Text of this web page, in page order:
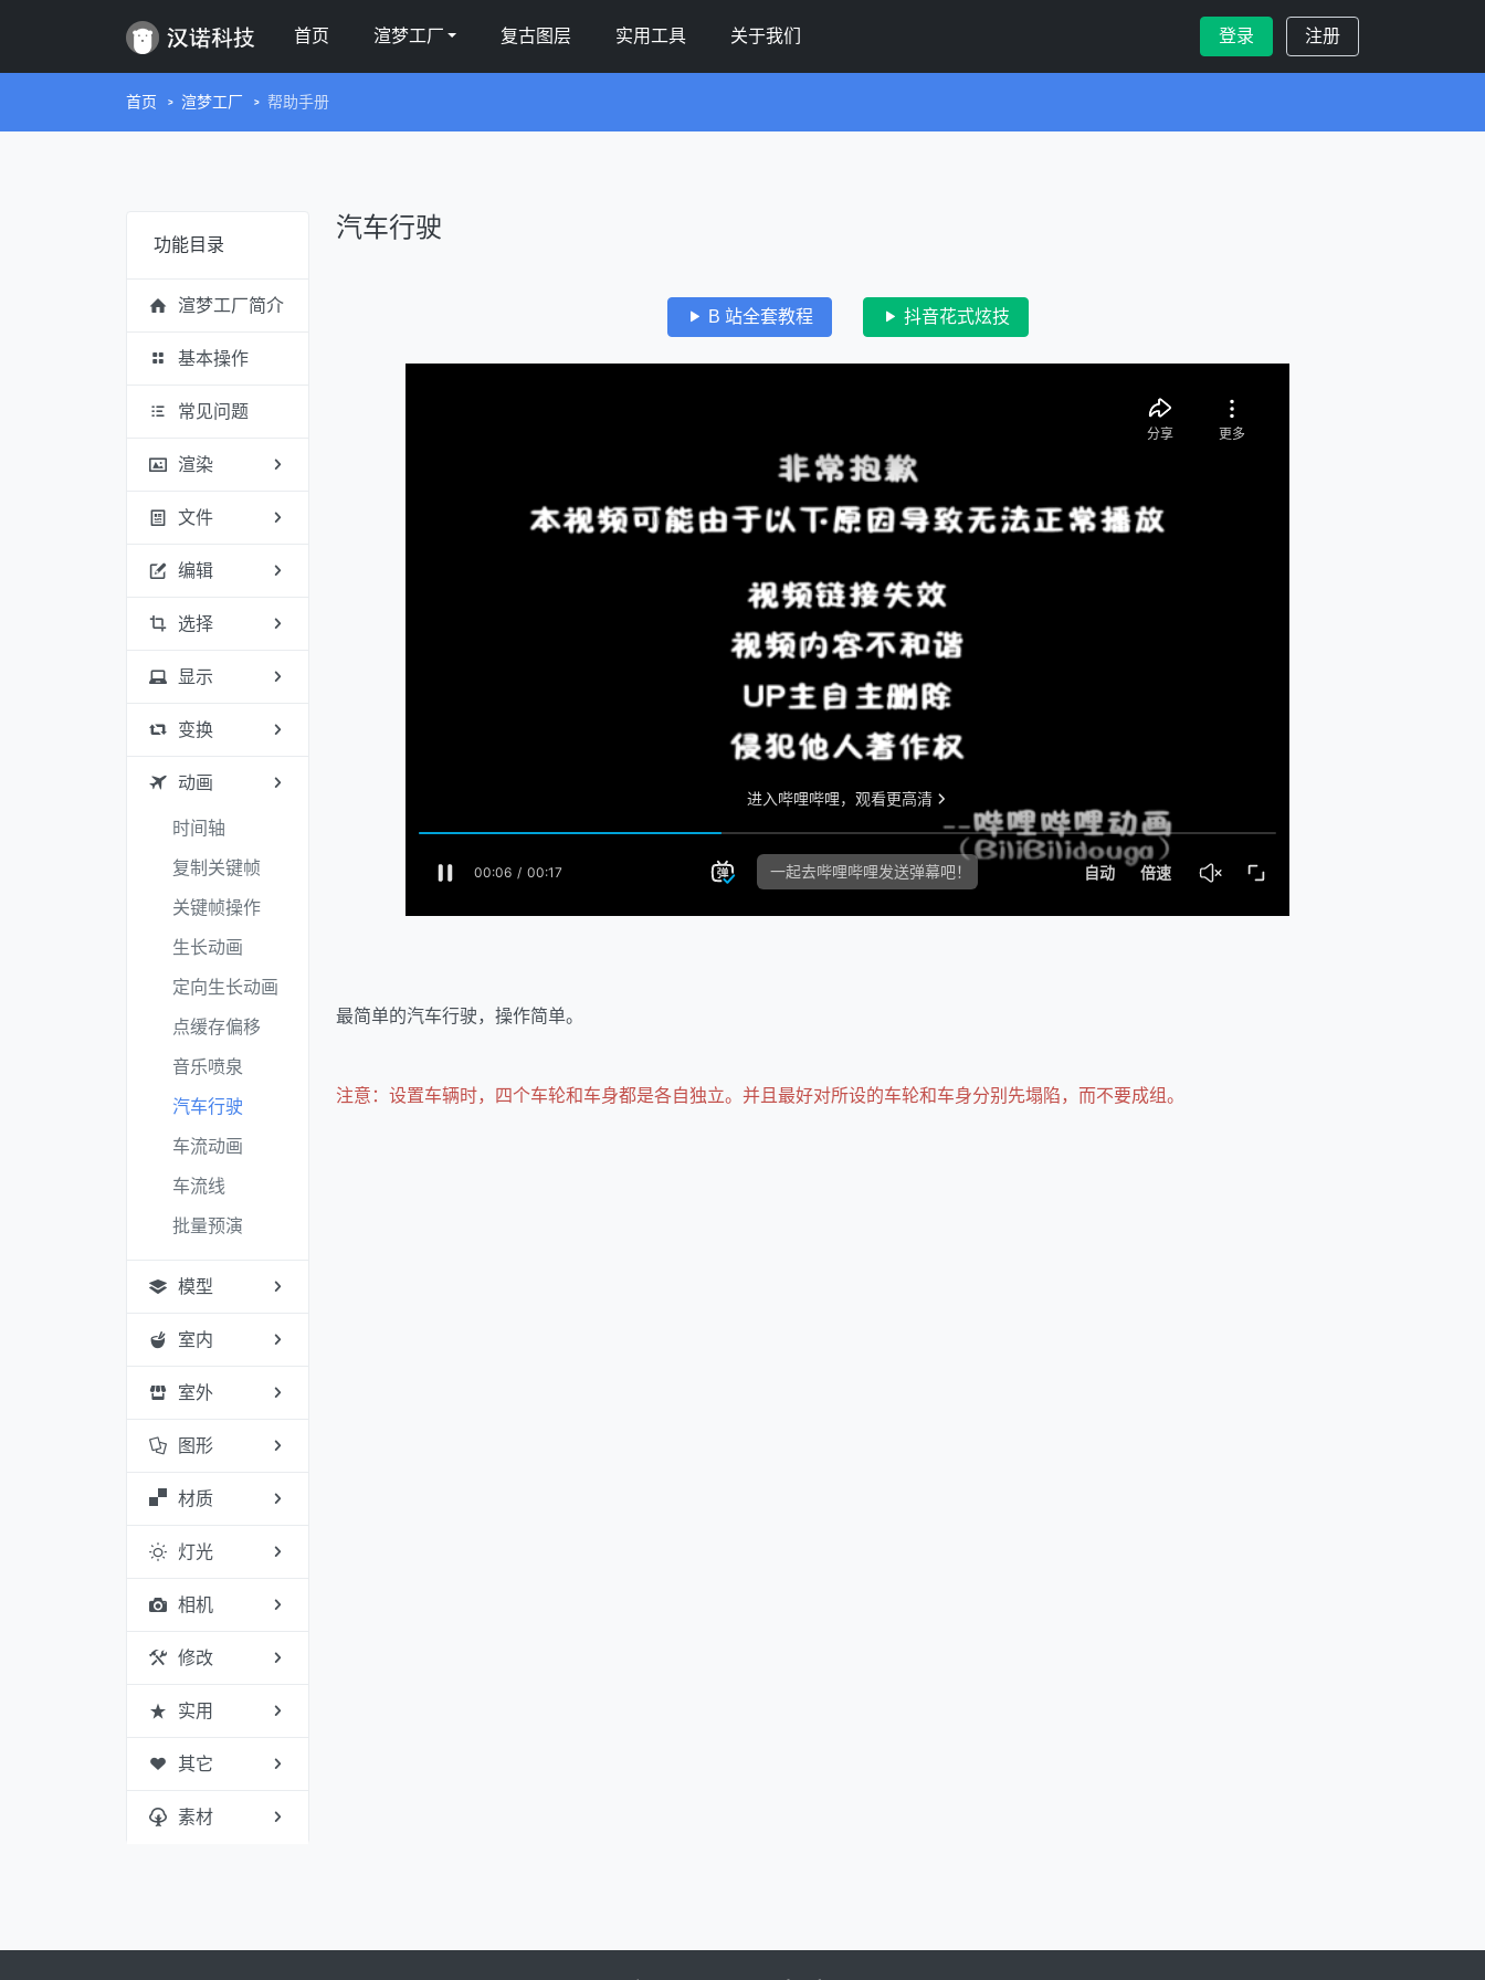
首页 渲梦工厂 复古图层 实用工具 关于我们 登录 注册
首页 渲梦工厂 帮助手册
汽车行驶
B 站全套教程 抖音花式炫技
最简单的汽车行驶，操作简单。
注意：设置车辆时，四个车轮和车身都是各自独立。并且最好对所设的车轮和车身分别先塌陷，而不要成组。
功能目录
渲梦工厂简介
基本操作
常见问题
渲染
文件
编辑
选择
显示
变换
动画
时间轴
复制关键帧
关键帧操作
生长动画
定向生长动画
点缓存偏移
音乐喷泉
汽车行驶
车流动画
车流线
批量预演
模型
室内
室外
图形
材质
灯光
相机
修改
实用
其它
素材